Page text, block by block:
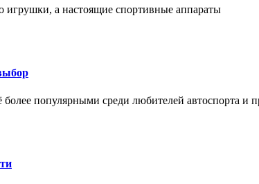
а настоящие спортивные аппараты
популярными среди любителей автоспорта и